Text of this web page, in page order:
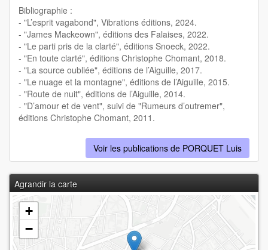
Bibliographie :
- "L’esprit vagabond", Vibrations éditions, 2024.
- "James Mackeown", éditions des Falaises, 2022.
- "Le parti pris de la clarté", éditions Snoeck, 2022.
- "En toute clarté", éditions Christophe Chomant, 2018.
- "La source oubliée", éditions de l’Aiguille, 2017.
- "Le nuage et la montagne", éditions de l’Aiguille, 2015.
- "Route de nuit", éditions de l’Aiguille, 2014.
- "D’amour et de vent", suivi de "Rumeurs d’outremer",
éditions Christophe Chomant, 2011.
Voir les publications de PORQUET Luis
Agrandir la carte
+
−